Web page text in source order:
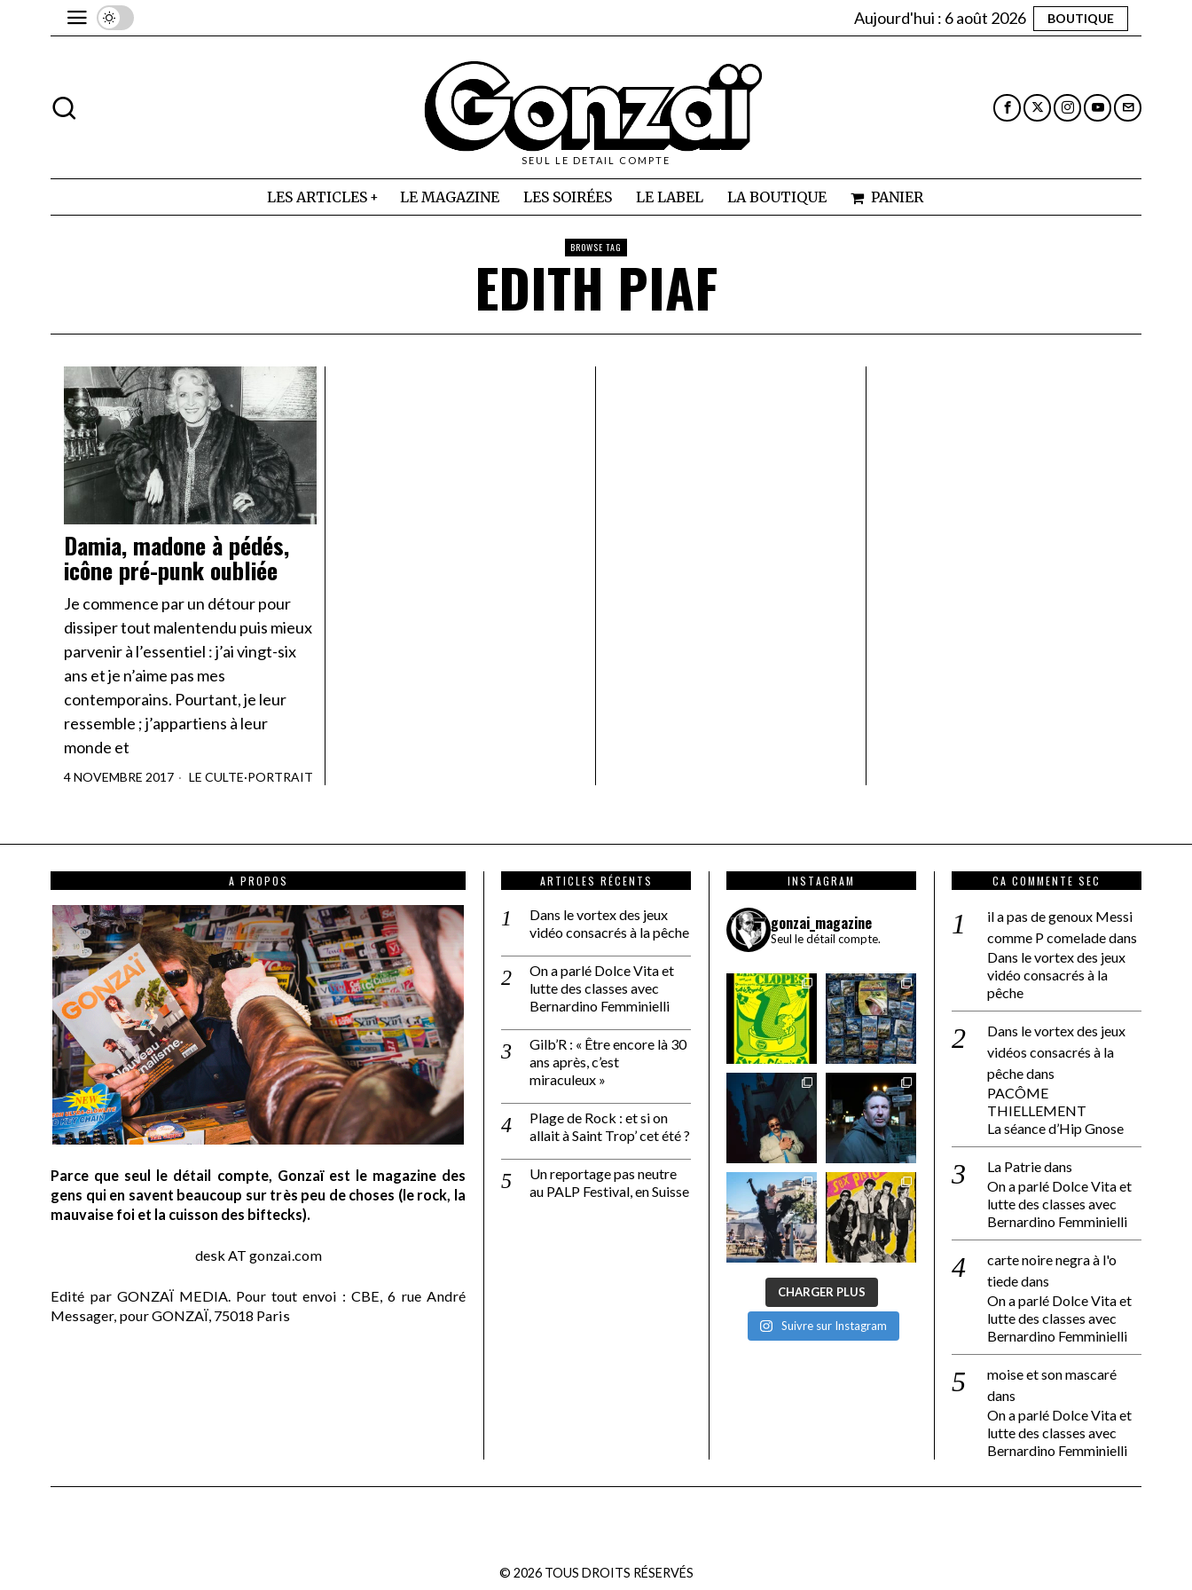
Aujourd'hui : 6 août 2026 BOUTIQUE
SEUL LE DETAIL COMPTE
LES ARTICLES LE MAGAZINE LES SOIRÉES LE LABEL LA BOUTIQUE PANIER
BROWSE TAG
EDITH PIAF
Damia, madone à pédés,
icône pré-punk oubliée
Je commence par un détour pour
dissiper tout malentendu puis mieux
parvenir à l’essentiel : j’ai vingt-six
ans et je n’aime pas mes
contemporains. Pourtant, je leur
ressemble ; j’appartiens à leur
monde et
4 NOVEMBRE 2017 LE CULTE·PORTRAIT
A PROPOS
Parce que seul le détail compte, Gonzaï est le magazine des
gens qui en savent beaucoup sur très peu de choses (le rock, la
mauvaise foi et la cuisson des biftecks).
desk AT gonzai.com
Edité par GONZAÏ MEDIA. Pour tout envoi : CBE, 6 rue André
Messager, pour GONZAÏ, 75018 Paris
ARTICLES RÉCENTS
Dans le vortex des jeux
vidéo consacrés à la pêche
On a parlé Dolce Vita et
lutte des classes avec
Bernardino Femminielli
Gilb’R : « Être encore là 30
ans après, c’est
miraculeux »
Plage de Rock : et si on
allait à Saint Trop’ cet été ?
Un reportage pas neutre
au PALP Festival, en Suisse
INSTAGRAM
gonzai_magazine
Seul le détail compte.
CHARGER PLUS
Suivre sur Instagram
CA COMMENTE SEC
il a pas de genoux Messi
comme P comeladedans
Dans le vortex des jeux
vidéo consacrés à la
pêche
Dans le vortex des jeux
vidéos consacrés à la
pêchedans
PACÔME
THIELLEMENT
La séance d’Hip Gnose
La Patriedans
On a parlé Dolce Vita et
lutte des classes avec
Bernardino Femminielli
carte noire negra à l'o
tiededans
On a parlé Dolce Vita et
lutte des classes avec
Bernardino Femminielli
moise et son mascaré
dans
On a parlé Dolce Vita et
lutte des classes avec
Bernardino Femminielli
© 2026TOUS DROITS RÉSERVÉS